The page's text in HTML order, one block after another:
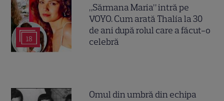
18
„Sărmana Maria” intră pe
VOYO. Cum arată Thalía la 30
de ani după rolul care a făcut-o
celebră
Omul din umbră din echipa